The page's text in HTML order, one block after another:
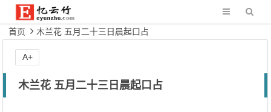
首页 木兰花 五月二十三日晨起口占
木兰花 五月二十三日晨起口占
A+